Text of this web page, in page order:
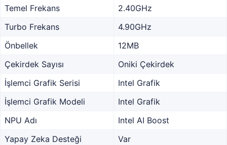
Temel Frekans
2.40GHz
Turbo Frekans
4.90GHz
Önbellek
12MB
Çekirdek Sayısı
Oniki Çekirdek
İşlemci Grafik Serisi
Intel Grafik
İşlemci Grafik Modeli
Intel Grafik
NPU Adı
Intel AI Boost
Yapay Zeka Desteği
Var